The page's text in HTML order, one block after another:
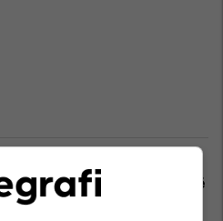
rasti kishte ndodhur më
Francë